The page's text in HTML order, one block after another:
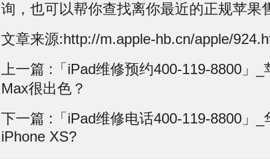
询，也可以帮你查找离你最近的正规苹果
文章来源:http://m.apple-hb.cn/apple/
上一篇 : 「iPad维修预约400-119-8800」
Max很出色？
下一篇 : 「iPad维修电话400-119-8800」
iPhone XS?